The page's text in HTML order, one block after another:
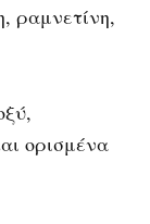
ραμνετίνη,
ορισμένα